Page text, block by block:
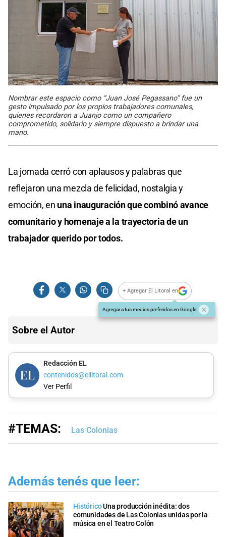
Nombrar este espacio como “Juan José Pegassano” fue un
gesto impulsado por los propios trabajadores comunales,
quienes recordaron a Juanjo como un compañero
comprometido, solidario y siempre dispuesto a brindar una
mano.
La jornada cerró con aplausos y palabras que
reflejaron una mezcla de felicidad, nostalgia y
emoción, en una inauguración que combinó avance
comunitario y homenaje a la trayectoria de un
trabajador querido por todos.
+ Agregar El Litoral en
Agregar a tus medios preferidos en Google
Sobre el Autor
Redacción EL
contenidos@ellitoral.com
Ver Perfil
#TEMAS: Las Colonias
Además tenés que leer:
HistóricoUna producción inédita: dos
comunidades de Las Colonias unidas por la
música en el Teatro Colón